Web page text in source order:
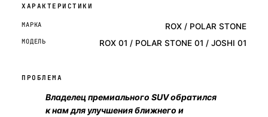
ХАРАКТЕРИСТИКИ
МАРКА ROX / POLAR STONE
МОДЕЛЬ ROX 01 / POLAR STONE 01 / JOSHI 01
ПРОБЛЕМА
Владелец премиального SUV обратился
к нам для улучшения ближнего и